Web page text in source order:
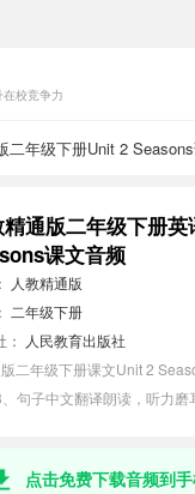
校竞争力
二年级下册Unit 2
精通版二年级下册
课文音频
人教精通版
二年级下册
人民教育出版社
二年级下册课文Unit 2
句子中文翻译朗读，听力磨
点击免费下载音频到